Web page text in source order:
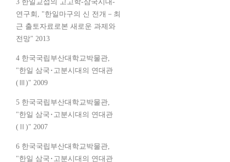
3 한일교섭의 고고학-삼국시대-
연구회, "한일마구의 신 전개－최
근 출토자료로본 새로운 과제와
전망" 2013
4 한국국립부산대학교박물관,
"한일 삼국･고분시대의 연대관
(Ⅲ)" 2009
5 한국국립부산대학교박물관,
"한일 삼국･고분시대의 연대관
(Ⅱ)" 2007
6 한국국립부산대학교박물관,
"한일 삼국･고분시대의 연대관